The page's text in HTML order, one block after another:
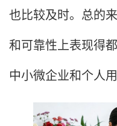
也比较及时。总的
和可靠性上表现得
中小微企业和个人用